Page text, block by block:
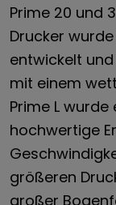
Prime 20 und
Drucker
entwickelt
mit einem
Prime L
hochwertige
größeren
großer